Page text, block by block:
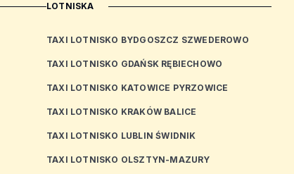
LOTNISKA
TAXI LOTNISKO BYDGOSZCZ SZWEDEROWO
TAXI LOTNISKO GDAŃSK RĘBIECHOWO
TAXI LOTNISKO KATOWICE PYRZOWICE
TAXI LOTNISKO KRAKÓW BALICE
TAXI LOTNISKO LUBLIN ŚWIDNIK
TAXI LOTNISKO OLSZTYN-MAZURY